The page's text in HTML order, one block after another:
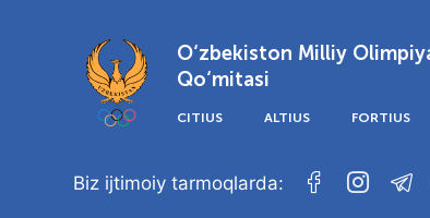
O‘zbekiston Milliy
Qo‘mitasi
CITIUS ALTIUS FORTIUS
Biz ijtimoiy tarmoqlarda: